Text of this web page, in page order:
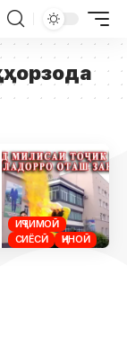
ИҶТИМОӢ
СИЁСӢ
ҶИНОӢ